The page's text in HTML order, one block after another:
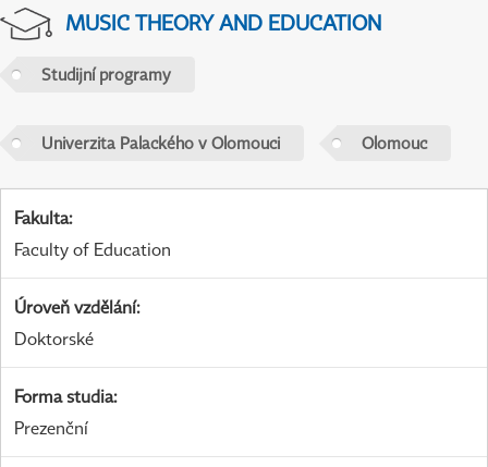
MUSIC THEORY AND EDUCATION
Studijní programy
Univerzita Palackého v Olomouci Olomouc
Fakulta:
Faculty of Education
Úroveň vzdělání:
Doktorské
Forma studia:
Prezenční